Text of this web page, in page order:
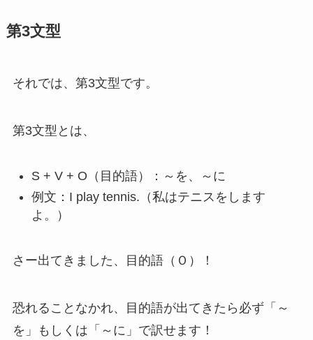
第3文型
それでは、第3文型です。
第3文型とは、
S + V + O（目的語）：～を、～に
例文：I play tennis.（私はテニスをします
よ。）
さー出てきました、目的語（Ｏ）！
恐れることなかれ、目的語が出てきたら必ず「～
を」もしくは「～に」で訳せます！